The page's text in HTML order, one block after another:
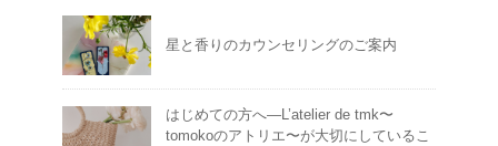
星と香りのカウンセリングのご案内
はじめての方へ―L’atelier de tmk〜
tomokoのアトリエ〜が大切にしているこ